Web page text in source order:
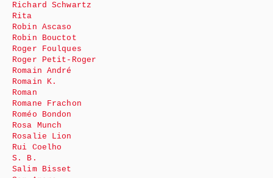
Richard Schwartz
Rita
Robin Ascaso
Robin Bouctot
Roger Foulques
Roger Petit-Roger
Romain André
Romain K.
Roman
Romane Frachon
Roméo Bondon
Rosa Munch
Rosalie Lion
Rui Coelho
S. B.
Salim Bisset